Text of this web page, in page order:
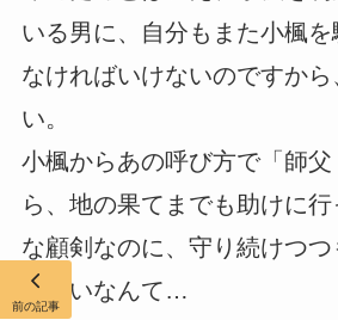
いる男に、自分もまた小楓を
なければいけないのですから
い。
小楓からあの呼び方で「師
ら、地の果てまでも助けに行
な顧剣なのに、守り続けつ
けないなんて…
前の記事